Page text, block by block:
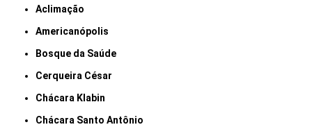
Aclimação
Americanópolis
Bosque da Saúde
Cerqueira César
Chácara Klabin
Chácara Santo Antônio